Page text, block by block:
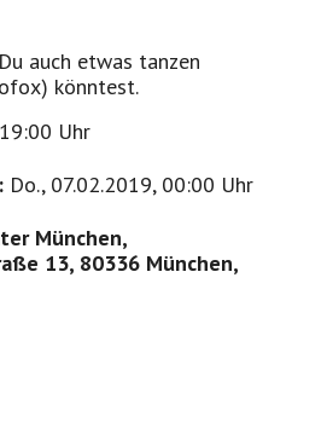
auch etwas tanzen
könntest.
Uhr
Do., 07.02.2019, 00:00 Uhr
München,
13, 80336 München,